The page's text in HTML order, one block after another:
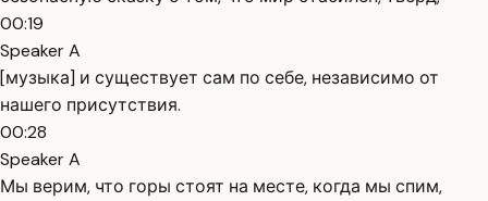
00:19
Speaker A
[музыка] и существует сам по себе, независимо от
нашего присутствия.
00:28
Speaker A
Мы верим, что горы стоят на месте, когда мы спим,